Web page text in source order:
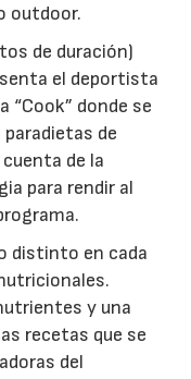
outdoor.
de duración)
el deportista
“Cook” donde se
de
de la
para rendir al
distinto en cada
y una
recetas que se
del